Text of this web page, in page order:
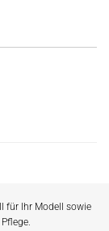
für Ihr Modell sowie